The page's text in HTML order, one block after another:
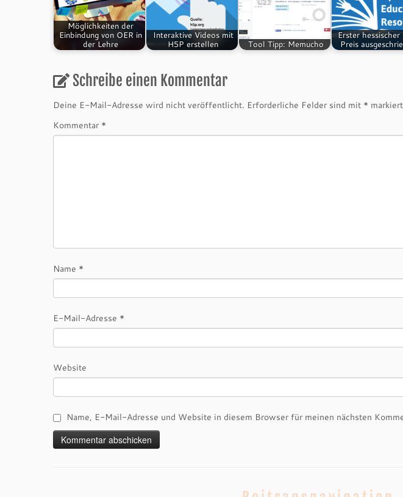
Möglichkeiten der
Einbindung von OER in
der Lehre
Interaktive Videos mit
H5P erstellen
Tool Tipp: Memucho
Erster hessischer
Preis
Schreibe einen Kommentar
Deine E-Mail-Adresse wird nicht veröffentlicht. Erforderliche Felder sind mit * markiert
Kommentar *
Name *
E-Mail-Adresse *
Website
Name, E-Mail-Adresse und Website in diesem Browser für meinen nächsten